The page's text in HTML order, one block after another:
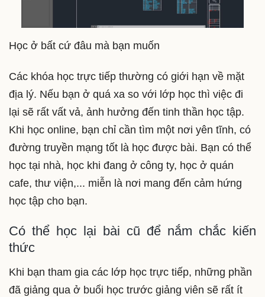
Học ở bất cứ đâu mà bạn muốn
Các khóa học trực tiếp thường có giới hạn về mặt
địa lý. Nếu bạn ở quá xa so với lớp học thì việc đi
lại sẽ rất vất vả, ảnh hưởng đến tinh thần học tập.
Khi học online, bạn chỉ cần tìm một nơi yên tĩnh, có
đường truyền mạng tốt là học được bài. Bạn có thể
học tại nhà, học khi đang ở công ty, học ở quán
cafe, thư viện,... miễn là nơi mang đến cảm hứng
học tập cho bạn.
Có thể học lại bài cũ để nắm chắc kiến
thức
Khi bạn tham gia các lớp học trực tiếp, những phần
đã giảng qua ở buổi học trước giảng viên sẽ rất ít